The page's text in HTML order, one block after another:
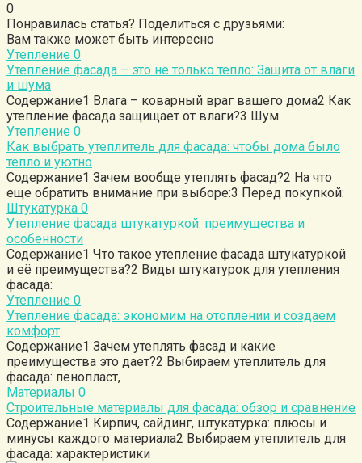
0
Понравилась статья? Поделиться с друзьями:
Вам также может быть интересно
Утепление 0
Утепление фасада – это не только тепло: Защита от влаги
и шума
Содержание1 Влага – коварный враг вашего дома2 Как
утепление фасада защищает от влаги?3 Шум
Утепление 0
Как выбрать утеплитель для фасада: чтобы дома было
тепло и уютно
Содержание1 Зачем вообще утеплять фасад?2 На что
еще обратить внимание при выборе:3 Перед покупкой:
Штукатурка 0
Утепление фасада штукатуркой: преимущества и
особенности
Содержание1 Что такое утепление фасада штукатуркой
и её преимущества?2 Виды штукатурок для утепления
фасада:
Утепление 0
Утепление фасада: экономим на отоплении и создаем
комфорт
Содержание1 Зачем утеплять фасад и какие
преимущества это дает?2 Выбираем утеплитель для
фасада: пенопласт,
Материалы 0
Строительные материалы для фасада: обзор и сравнение
Содержание1 Кирпич, сайдинг, штукатурка: плюсы и
минусы каждого материала2 Выбираем утеплитель для
фасада: характеристики